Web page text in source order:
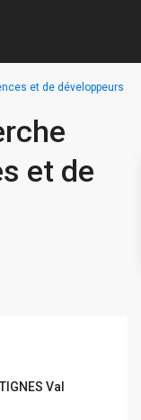
et de développeurs
et de
Val